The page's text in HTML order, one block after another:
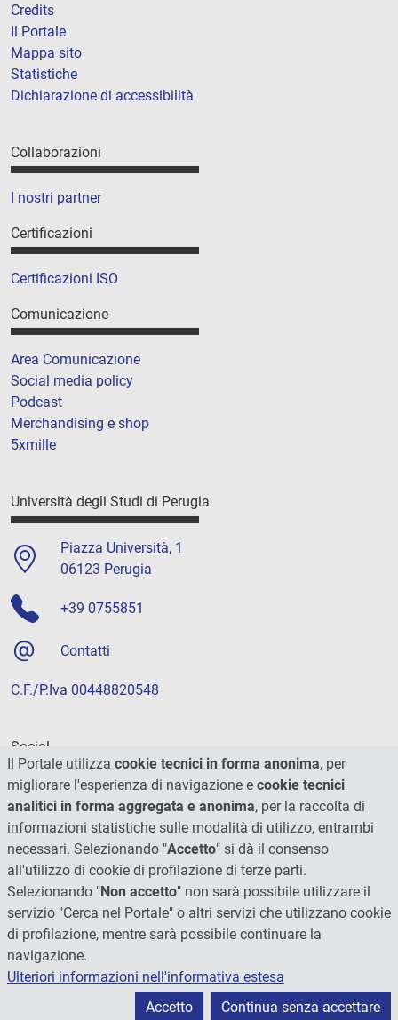
Credits
Il Portale
Mappa sito
Statistiche
Dichiarazione di accessibilità
Collaborazioni
I nostri partner
Certificazioni
Certificazioni ISO
Comunicazione
Area Comunicazione
Social media policy
Podcast
Merchandising e shop
5xmille
Università degli Studi di Perugia
Piazza Università, 1
06123 Perugia
+39 0755851
Contatti
C.F./P.Iva 00448820548
Social
© 2026 - Università degli Studi di Perugia
Il Portale utilizza cookie tecnici in forma anonima, per
migliorare l'esperienza di navigazione e cookie tecnici
analitici in forma aggregata e anonima, per la raccolta di
informazioni statistiche sulle modalità di utilizzo, entrambi
necessari. Selezionando "Accetto" si dà il consenso
all'utilizzo di cookie di profilazione di terze parti.
Selezionando "Non accetto" non sarà possibile utilizzare il
servizio "Cerca nel Portale" o altri servizi che utilizzano cookie
di profilazione, mentre sarà possibile continuare la
navigazione.
Ulteriori informazioni nell'informativa estesa
Accetto
Continua senza accettare